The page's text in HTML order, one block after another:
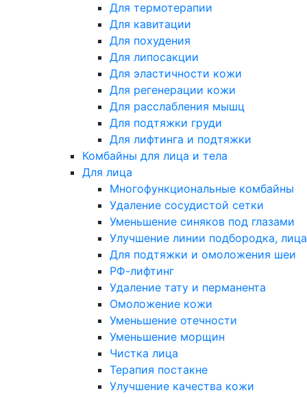
Для термотерапии
Для кавитации
Для похудения
Для липосакции
Для эластичности кожи
Для регенерации кожи
Для расслабления мышц
Для подтяжки груди
Для лифтинга и подтяжки
Комбайны для лица и тела
Для лица
Многофункциональные комбайны
Удаление сосудистой сетки
Уменьшение синяков под глазами
Улучшение линии подбородка, лица
Для подтяжки и омоложения шеи
РФ-лифтинг
Удаление тату и перманента
Омоложение кожи
Уменьшение отечности
Уменьшение морщин
Чистка лица
Терапия постакне
Улучшение качества кожи